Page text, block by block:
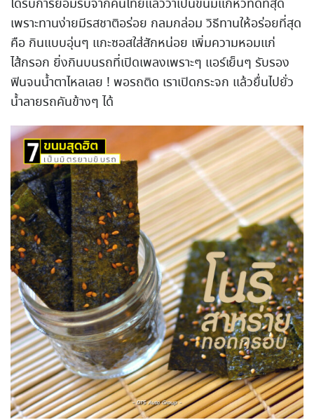
ได้รับการยอมรับจากคนไทยแล้วว่าเป็นขนมแก้หิวที่ดีที่สุด
เพราะทานง่ายมีรสชาติอร่อย กลมกล่อม วิธีทานให้อร่อยที่สุด
คือ กินแบบอุ่นๆ แกะซอสใส่สักหน่อย เพิ่มความหอมแก่
ไส้กรอก ยิ่งกินบนรถที่เปิดเพลงเพราะๆ แอร์เย็นๆ รับรอง
ฟินจนน้ำตาไหลเลย ! พอรถติด เราเปิดกระจก แล้วยื่นไปยั่ว
น้ำลายรถคันข้างๆ ได้